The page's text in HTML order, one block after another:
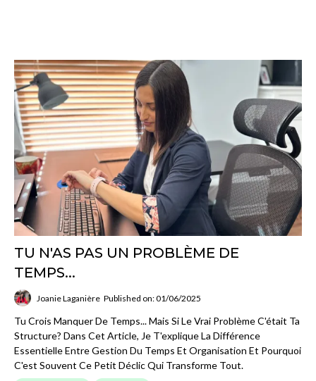
TU N'AS PAS UN PROBLÈME DE
TEMPS...
Joanie Laganière Published on: 01/06/2025
Tu Crois Manquer De Temps... Mais Si Le Vrai Problème C'était Ta
Structure? Dans Cet Article, Je T'explique La Différence
Essentielle Entre Gestion Du Temps Et Organisation Et Pourquoi
C'est Souvent Ce Petit Déclic Qui Transforme Tout.